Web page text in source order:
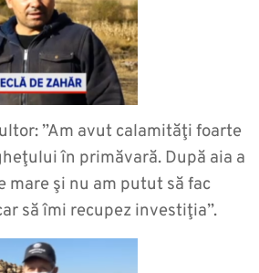
”Am avut calamităţi foarte
în primăvară. După aia a
mare şi nu am putut să fac
să îmi recupez investiţia”.